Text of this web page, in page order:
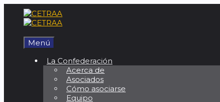
Saltar
contenido
Menú
La Confederación
Acerca de
Asociados
Cómo asociarse
Equipo